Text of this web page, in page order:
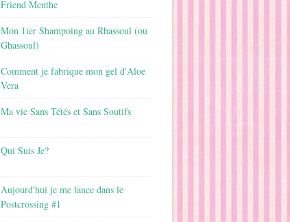
Friend Menthe
Mon 1ier Shampoing au Rhassoul (ou
Ghassoul)
Comment je fabrique mon gel d'Aloe
Vera
Ma vie Sans Tétés et Sans Soutifs
Qui Suis Je?
Aujourd'hui je me lance dans le
Postcrossing #1